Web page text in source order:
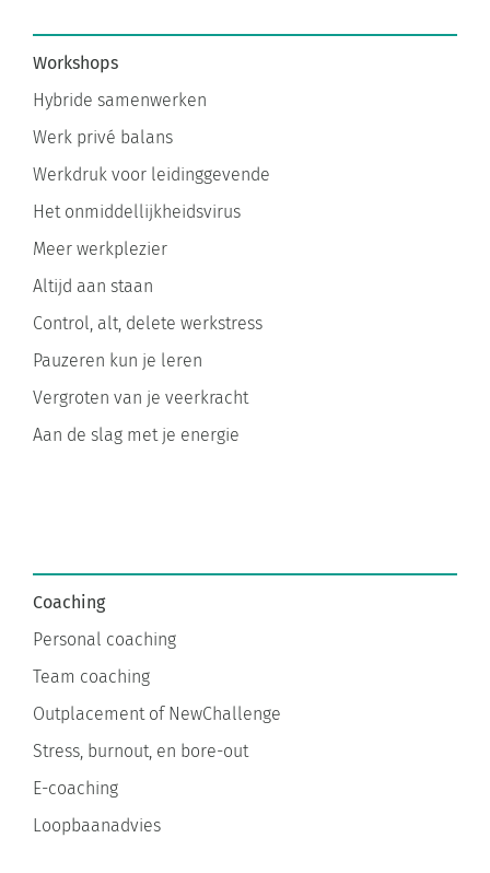
Workshops
Hybride samenwerken
Werk privé balans
Werkdruk voor leidinggevende
Het onmiddellijkheidsvirus
Meer werkplezier
Altijd aan staan
Control, alt, delete werkstress
Pauzeren kun je leren
Vergroten van je veerkracht
Aan de slag met je energie
Coaching
Personal coaching
Outplacement of NewChallenge
Stress, burnout, en bore-out
E-coaching
Loopbaanadvies